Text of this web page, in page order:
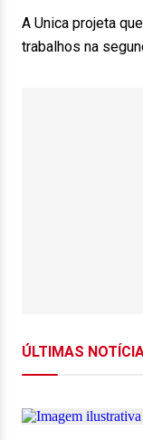
A Unica projeta
trabalhos na